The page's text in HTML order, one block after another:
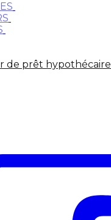
de prêt hypothécaire